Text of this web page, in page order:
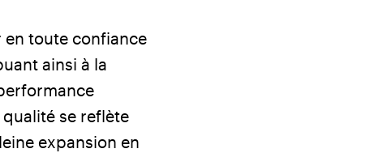
en toute confiance
ainsi à la
se reflète
expansion en